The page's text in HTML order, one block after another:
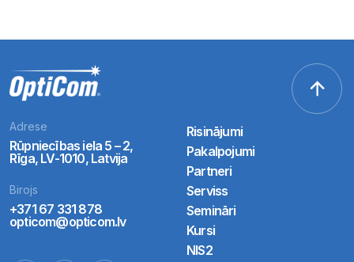
Adrese
Rūpniecības iela 5 – 2,
Rīga, LV-1010, Latvija
Birojs
+371 67 331 878
opticom@opticom.lv
Risinājumi
Pakalpojumi
Partneri
Serviss
Semināri
Kursi
NIS2